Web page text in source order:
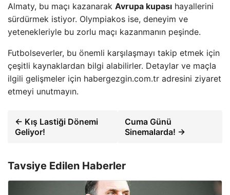
Almaty, bu maçı kazanarak Avrupa kupası hayallerini
sürdürmek istiyor. Olympiakos ise, deneyim ve
yetenekleriyle bu zorlu maçı kazanmanın peşinde.
Futbolseverler, bu önemli karşılaşmayı takip etmek için
çeşitli kaynaklardan bilgi alabilirler. Detaylar ve maçla
ilgili gelişmeler için habergezgin.com.tr adresini ziyaret
etmeyi unutmayın.
← Kış Lastiği Dönemi
Geliyor!
Cuma Günü
Sinemalarda! →
Tavsiye Edilen Haberler